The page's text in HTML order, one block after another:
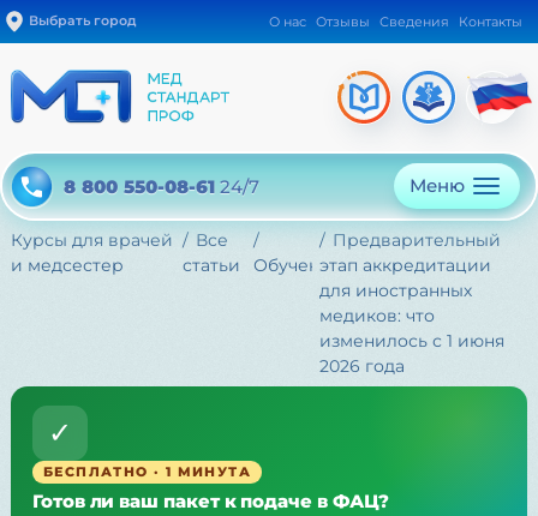
Выбрать город О нас Отзывы Сведения Контакты
8 800 550-08-61 24/7 Меню
Курсы для врачей
и медсестер
Все
статьи
Обучение
Предварительный
этап аккредитации
для иностранных
медиков: что
изменилось с 1 июня
2026 года
✓
БЕСПЛАТНО · 1 МИНУТА
Готов ли ваш пакет к подаче в ФАЦ?